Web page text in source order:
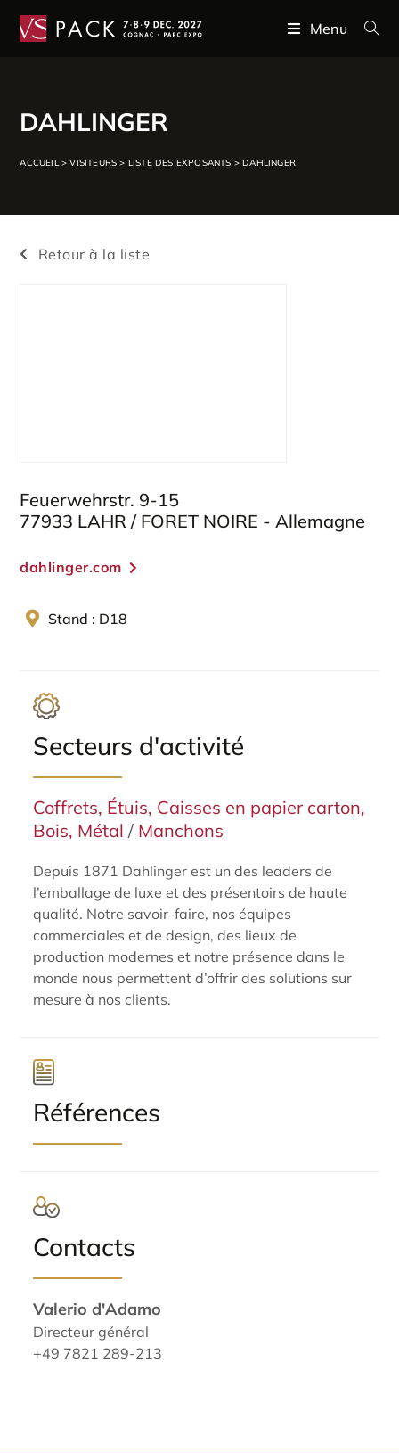
Menu
DAHLINGER
ACCUEIL>VISITEURS > LISTE DES EXPOSANTS >DAHLINGER
Retour à la liste
Feuerwehrstr. 9-15
77933 LAHR / FORET NOIRE - Allemagne
dahlinger.com
Stand : D18
Secteurs d'activité
Coffrets, Étuis, Caisses en papier carton,
Bois, Métal/ Manchons
Depuis 1871 Dahlinger est un des leaders de
l’emballage de luxe et des présentoirs de haute
qualité. Notre savoir-faire, nos équipes
commerciales et de design, des lieux de
production modernes et notre présence dans le
monde nous permettent d’offrir des solutions sur
mesure à nos clients.
Références
Contacts
Valerio d'Adamo
Directeur général
+49 7821 289-213